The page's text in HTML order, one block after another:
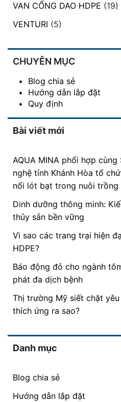
VAN CỔNG DAO HDPE (19)
VENTURI (5)
CHUYÊN MỤC
Blog chia sẻ
Hướng dẫn lắp đặt
Quy định
Bài viết mới
AQUA MINA phối hợp
nghệ tỉnh Khánh Hòa tổ
nổi lót bạt trong nuôi trồng
Dinh dưỡng thông minh:
thủy sản bền vững
Vì sao các trang trại hiện
HDPE?
Báo động đỏ cho ngành
phát đa dịch bệnh
Thị trường Mỹ siết chặt
thích ứng ra sao?
Danh mục
Blog chia sẻ
Hướng dẫn lắp đặt